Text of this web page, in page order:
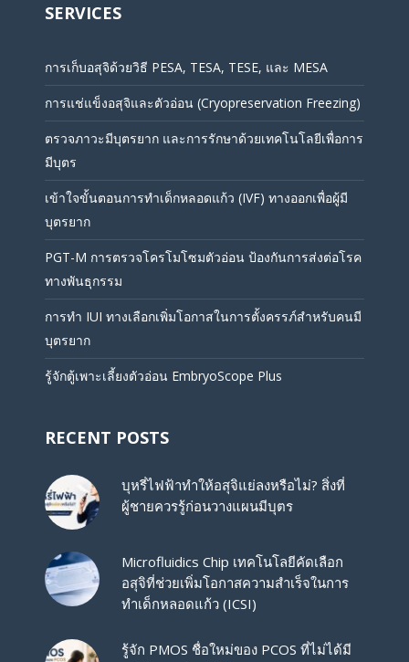
SERVICES
การเก็บอสุจิด้วยวิธี PESA, TESA, TESE, และ MESA
การแช่แข็งอสุจิและตัวอ่อน (Cryopreservation Freezing)
ตรวจภาวะมีบุตรยาก และการรักษาด้วยเทคโนโลยีเพื่อการ
มีบุตร
เข้าใจขั้นตอนการทำเด็กหลอดแก้ว (IVF) ทางออกเพื่อผู้มี
บุตรยาก
PGT-M การตรวจโครโมโซมตัวอ่อน ป้องกันการส่งต่อโรค
ทางพันธุกรรม
การทำ IUI ทางเลือกเพิ่มโอกาสในการตั้งครรภ์สำหรับคนมี
บุตรยาก
รู้จักตู้เพาะเลี้ยงตัวอ่อน EmbryoScope Plus
RECENT POSTS
บุหรี่ไฟฟ้าทำให้อสุจิแย่ลงหรือไม่? สิ่งที่
ผู้ชายควรรู้ก่อนวางแผนมีบุตร
Microfluidics Chip เทคโนโลยีคัดเลือก
อสุจิที่ช่วยเพิ่มโอกาสความสำเร็จในการ
ทำเด็กหลอดแก้ว (ICSI)
รู้จัก PMOS ชื่อใหม่ของ PCOS ที่ไม่ได้มี